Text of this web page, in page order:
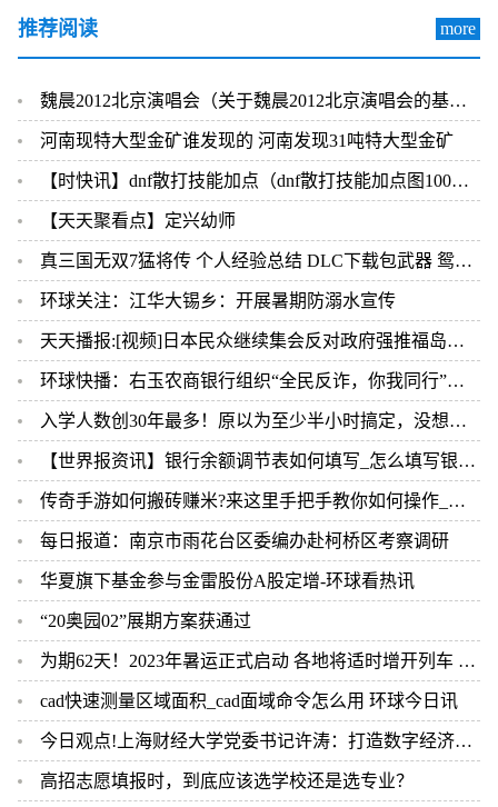
推荐阅读 more
魏晨2012北京演唱会（关于魏晨2012北京演唱会的基本详情介绍）
河南现特大型金矿谁发现的 河南发现31吨特大型金矿
【时快讯】dnf散打技能加点（dnf散打技能加点图100级）
【天天聚看点】定兴幼师
真三国无双7猛将传 个人经验总结 DLC下载包武器 鸳鸯钺
环球关注：江华大锡乡：开展暑期防溺水宣传
天天播报:[视频]日本民众继续集会反对政府强推福岛核污染水排海
环球快播：右玉农商银行组织“全民反诈，你我同行”主题宣传活动
入学人数创30年最多！原以为至少半小时搞定，没想到……小学新生入学今天现场核验，很多家长直呼太意外 今热点
【世界报资讯】银行余额调节表如何填写_怎么填写银行余额调节表
传奇手游如何搬砖赚米?来这里手把手教你如何操作_当前速看
每日报道：南京市雨花台区委编办赴柯桥区考察调研
华夏旗下基金参与金雷股份A股定增-环球看热讯
“20奥园02”展期方案获通过
为期62天！2023年暑运正式启动 各地将适时增开列车 今亮点
cad快速测量区域面积_cad面域命令怎么用 环球今日讯
今日观点!上海财经大学党委书记许涛：打造数字经济人才培养新高地
高招志愿填报时，到底应该选学校还是选专业？